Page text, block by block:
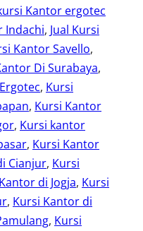
Kantor ergotec
Indachi, Jual Kursi
Kantor Savello
Di Surabaya
, Kursi
, Kursi Kantor
, Kursi kantor
, Kursi Kantor
Cianjur, Kursi
di Jogja, Kursi
, Kursi Kantor di
, Kursi